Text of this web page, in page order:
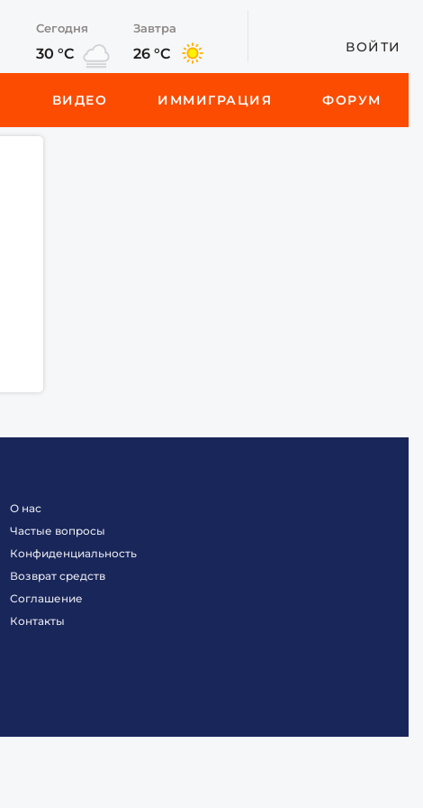
Сегодня
30 °C
Завтра
26 °C ВОЙТИ
ВИДЕО ИММИГРАЦИЯ ФОРУМ
О нас
Частые вопросы
Конфиденциальность
Возврат средств
Соглашение
Контакты